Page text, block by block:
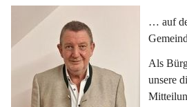
… auf
Als
unsere